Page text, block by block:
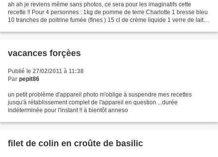
ah ah je reviens même sans photos, ce sera pour les imaginatifs cette
recette !! Pour 4 personnes : 1kg de pomme de terre Charlotte 1 bresse bleu
10 tranches de poitrine fumée (fines ) 15 cl de crème liquide 1 verre de lait 1
vacances forçèes
Publié le 27/02/2011 à 11:38
Par pepit86
un petit problème d'appareil photo m'oblige à suspendre mes recettes
jusqu'à rétablissement complet de l'appareil en question ...durée
indéterminée pour l'instant !! à bientôt anneso
filet de colin en croûte de basilic